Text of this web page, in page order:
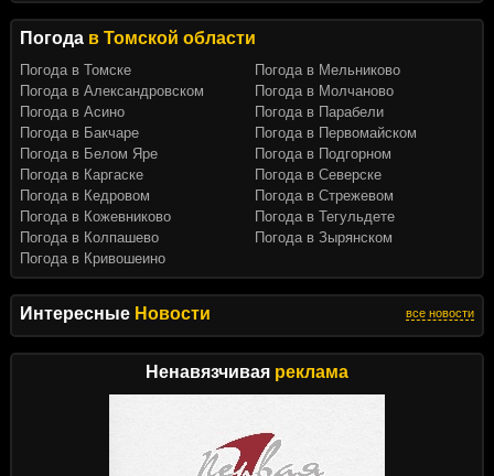
Интересные Новости все новости
Ненавязчивая реклама
Погода в Томской области
Погода в Томске
Погода в Александровском
Погода в Асино
Погода в Бакчаре
Погода в Белом Яре
Погода в Каргаске
Погода в Кедровом
Погода в Кожевниково
Погода в Колпашево
Погода в Кривошеино
Погода в Мельниково
Погода в Молчаново
Погода в Парабели
Погода в Первомайском
Погода в Подгорном
Погода в Северске
Погода в Стрежевом
Погода в Тегульдете
Погода в Зырянском